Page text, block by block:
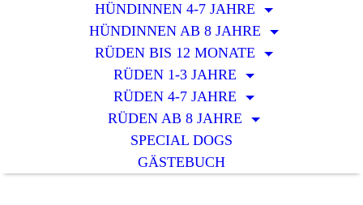
HÜNDINNEN 4-7 JAHRE
HÜNDINNEN AB 8 JAHRE
RÜDEN BIS 12 MONATE
RÜDEN 1-3 JAHRE
RÜDEN 4-7 JAHRE
RÜDEN AB 8 JAHRE
SPECIAL DOGS
GÄSTEBUCH